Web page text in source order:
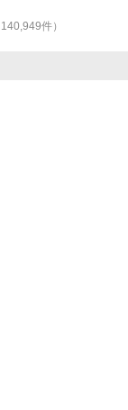
140,949件）